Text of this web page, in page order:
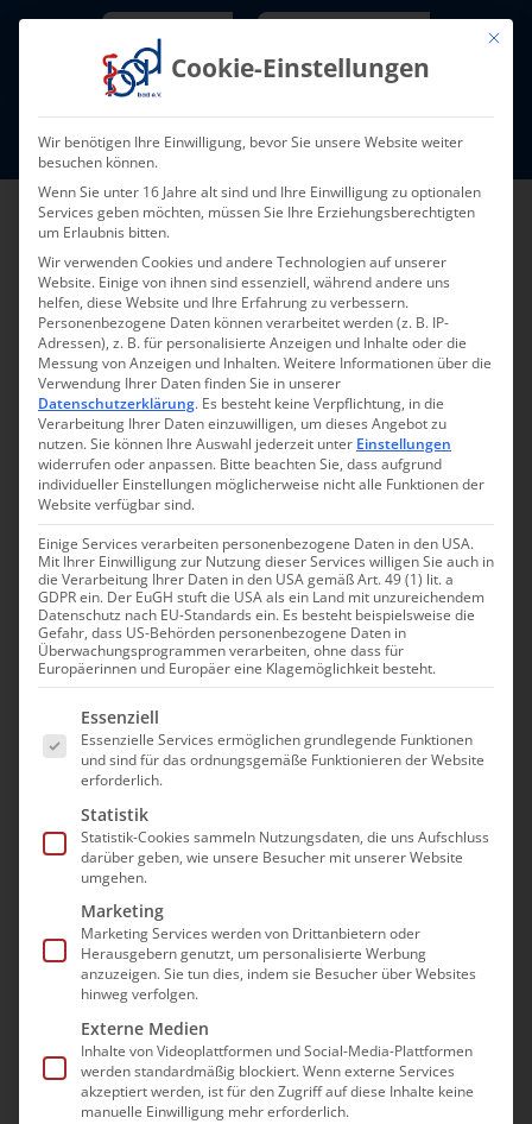
Skip
Fort- und Weiterbildung I Termine
Zurück
Netzwerktreffen
Leitungskräfte
Veranstaltungen
Hinweis
Es wurden keine Ergebnisse gefunden.
Such-
Anstehende
Datum
auswählen.
Veranstaltungen
Kalender abonnieren
Mit
Cookie-Einstellungen
Wir benötigen Ihre Einwilligung, bevor Sie unsere Website weiter
besuchen können.
Wenn Sie unter 16 Jahre alt sind und Ihre Einwilligung zu optionalen
Services geben möchten, müssen Sie Ihre Erziehungsberechtigten
um Erlaubnis bitten.
Wir verwenden Cookies und andere Technologien auf unserer
Website. Einige von ihnen sind essenziell, während andere uns
helfen, diese Website und Ihre Erfahrung zu verbessern.
Personenbezogene Daten können verarbeitet werden (z. B. IP-
Adressen), z. B. für personalisierte Anzeigen und Inhalte oder die
Messung von Anzeigen und Inhalten.Weitere Informationen über die
Verwendung Ihrer Daten finden Sie in unserer
Datenschutzerklärung. Es besteht keine Verpflichtung, in die
Verarbeitung Ihrer Daten einzuwilligen, um dieses Angebot zu
nutzen.Sie können Ihre Auswahl jederzeit unter Einstellungen
widerrufen oder anpassen. Bitte beachten Sie, dass aufgrund
individueller Einstellungen möglicherweise nicht alle Funktionen der
Website verfügbar sind.
Einige Services verarbeiten personenbezogene Daten in den USA.
Mit Ihrer Einwilligung zur Nutzung dieser Services willigen Sie auch in
die Verarbeitung Ihrer Daten in den USA gemäß Art. 49 (1) lit. a
GDPR ein. Der EuGH stuft die USA als ein Land mit unzureichendem
Datenschutz nach EU-Standards ein. Es besteht beispielsweise die
Gefahr, dass US-Behörden personenbezogene Daten in
Überwachungsprogrammen verarbeiten, ohne dass für
Europäerinnen und Europäer eine Klagemöglichkeit besteht.
Es folgt eine Liste der Service-Gruppen, für die
Essenziell
Essenzielle Services ermöglichen grundlegende Funktionen
und sind für das ordnungsgemäße Funktionieren der Website
erforderlich.
Statistik
Statistik-Cookies sammeln Nutzungsdaten, die uns Aufschluss
darüber geben, wie unsere Besucher mit unserer Website
umgehen.
Marketing
Marketing Services werden von Drittanbietern oder
Herausgebern genutzt, um personalisierte Werbung
anzuzeigen. Sie tun dies, indem sie Besucher über Websites
hinweg verfolgen.
Externe Medien
Inhalte von Videoplattformen und Social-Media-Plattformen
werden standardmäßig blockiert. Wenn externe Services
akzeptiert werden, ist für den Zugriff auf diese Inhalte keine
manuelle Einwilligung mehr erforderlich.